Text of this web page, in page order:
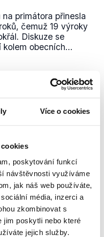
Více o cookies
poskytování funkcí
návštěvnosti využíváme
jak náš web používáte,
média, inzerci a
zkombinovat s
jim poskytli nebo které
jejich služby.
primátora přinesla
čemuž 19 výroky
Diskuze se
obecních...
přinášíme
článků a analýz.
a mějte tak
a
Česku šíří.